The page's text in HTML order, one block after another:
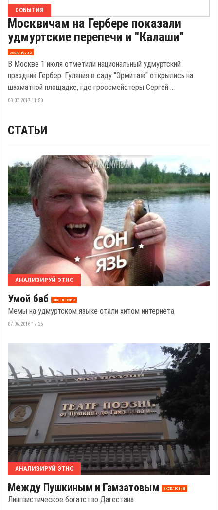
СОБЫТИЯ
Москвичам на Гербере показали
удмуртские перепечи и "Калаши"
эксклюзив
В Москве 1 июля отметили национальный удмуртский
праздник Гербер. Гуляния в саду "Эрмитаж" открылись на
шахматной площадке, где гроссмейстеры Сергей ...
03.07.2017 11:50
СТАТЬИ
АНАЛИЗИРУЙ ЭТНО
Умой баб эксклюзив
Мемы на удмуртском языке стали хитом интернета
07.06.2016 17:26
АНАЛИЗИРУЙ ЭТНО
Между Пушкиным и Гамзатовым эксклюзив
Лингвистическое богатство Дагестана